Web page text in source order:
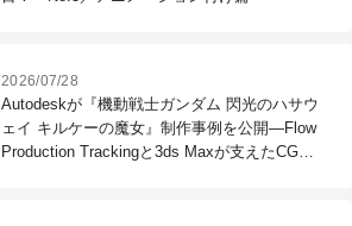
2026/07/28
Autodeskが『機動戦士ガンダム 閃光のハサウ
ェイ キルケーの魔女』制作事例を公開―Flow
Production Trackingと3ds Maxが支えたCG制